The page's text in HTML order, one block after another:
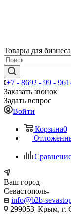
Товары для бизнеса
+7 - 8692 - 99 -
Заказать звонок
Задать вопрос
Войти
Корзина0
Ваш город
Севастополь
info@b2b-
299053, Крым, г.